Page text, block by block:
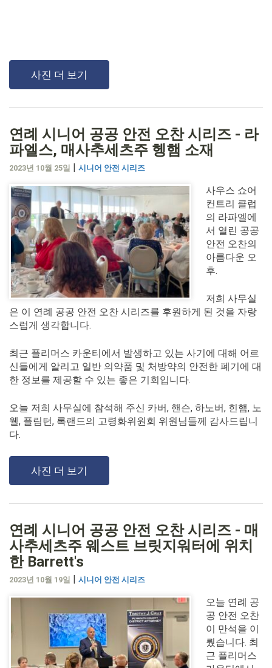
사진 더 보기
연례 시니어 공공 안전 오찬 시리즈 - 라
파엘스, 매사추세츠주 헹햄 소재
2023년 10월 25일 | 시니어 안전 시리즈
사우스 쇼어
컨트리 클럽
의 라파엘에
서 열린 공공
안전 오찬의
아름다운 오
후.
저희 사무실
은 이 연례 공공 안전 오찬 시리즈를 후원하게 된 것을 자랑
스럽게 생각합니다.
최근 플리머스 카운티에서 발생하고 있는 사기에 대해 어르
신들에게 알리고 일반 의약품 및 처방약의 안전한 폐기에 대
한 정보를 제공할 수 있는 좋은 기회입니다.
오늘 저희 사무실에 참석해 주신 카버, 핸슨, 하노버, 힌햄, 노
웰, 플림턴, 록랜드의 고령화위원회 위원님들께 감사드립니
다.
사진 더 보기
연례 시니어 공공 안전 오찬 시리즈 - 매
사추세츠주 웨스트 브릿지워터에 위치
한 Barrett's
2023년 10월 19일 | 시니어 안전 시리즈
오늘 연례 공
공 안전 오찬
이 만석을 이
뤘습니다. 최
근 플리머스